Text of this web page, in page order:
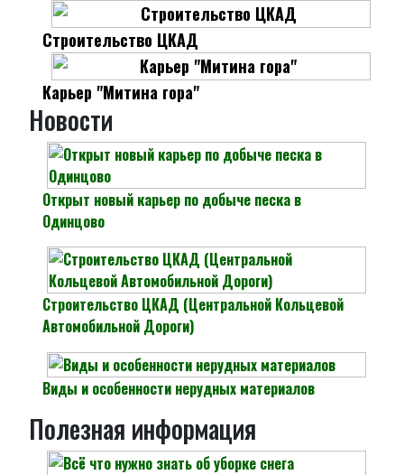
Строительство ЦКАД
Карьер "Митина гора"
Новости
Открыт новый карьер по добыче песка в
Одинцово
Строительство ЦКАД (Центральной Кольцевой
Автомобильной Дороги)
Виды и особенности нерудных материалов
Полезная информация